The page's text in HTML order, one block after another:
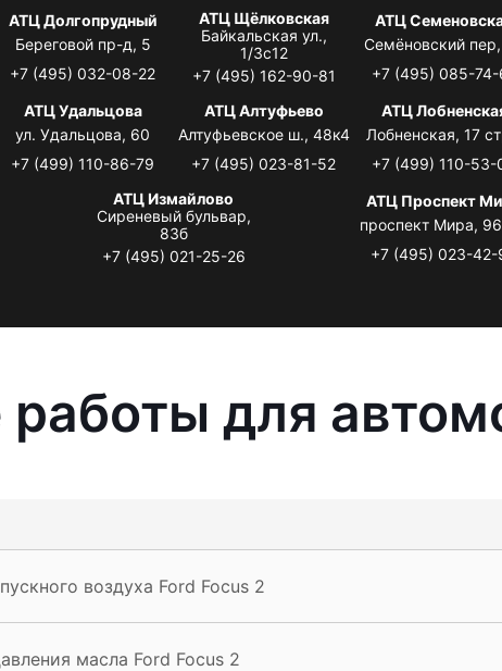
АТЦ Долгопрудный
Береговой пр-д, 5
+7 (495) 032-08-22
АТЦ Щёлковская
Байкальская ул.,
1/3с12
+7 (495) 162-90-81
АТЦ
Семёновский
+7 (495) 085-74-
АТЦ Удальцова
ул. Удальцова, 60
+7 (499) 110-86-79
АТЦ Алтуфьево
Алтуфьевское ш., 48к4
+7 (495) 023-81-52
АТЦ
Лобненская, 17
+7 (499) 110-53-
АТЦ Измайлово
Сиреневый бульвар,
83б
+7 (495) 021-25-26
АТЦ Проспект
проспект Мира,
+7 (495) 023-42-
для
воздуха Ford Focus 2
масла Ford Focus 2